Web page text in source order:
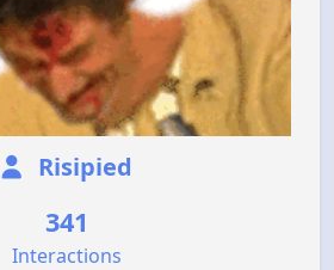
Risipied
341
Interactions